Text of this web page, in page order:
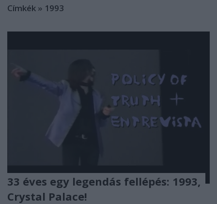
Címkék » 1993
33 éves egy legendás fellépés: 1993,
Crystal Palace!